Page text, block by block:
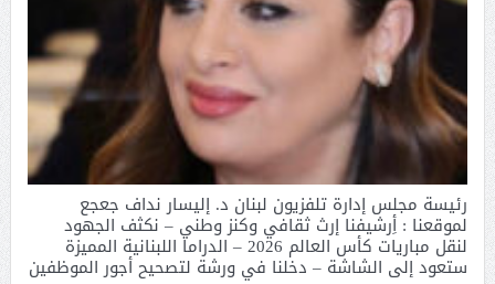
رئيسة مجلس إدارة تلفزيون لبنان د. إليسار نداف جعجع
لموقعنا : أِرشيفنا إرث ثقافي وكنز وطني – نكثف الجهود
لنقل مباريات كأس العالم 2026 – الدراما اللبنانية المميزة
ستعود إلى الشاشة – دخلنا في ورشة لتصحيح أجور الموظفين